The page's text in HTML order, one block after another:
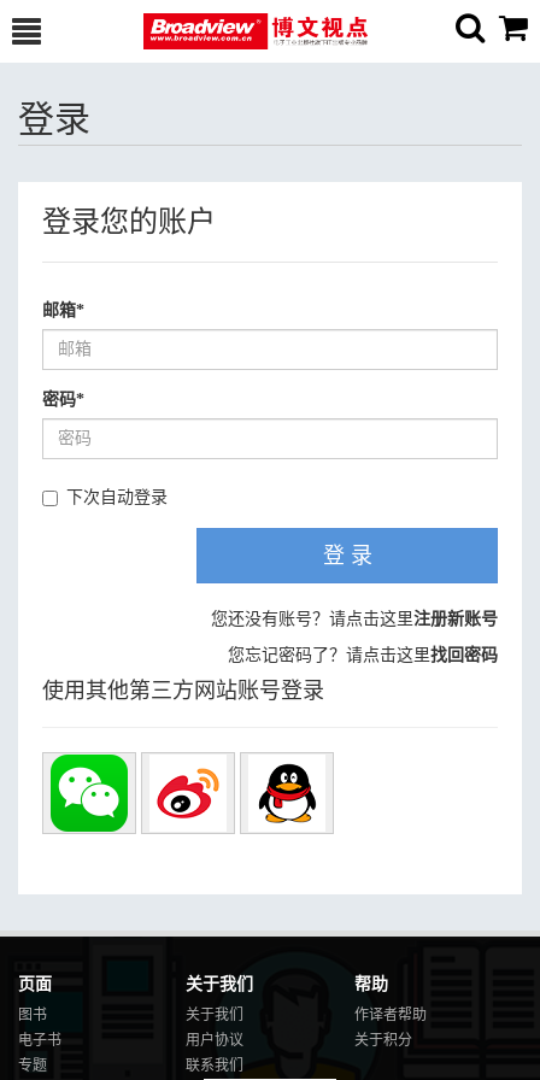
登录
登录您的账户
邮箱*
密码*
下次自动登录
登 录
您还没有账号？请点击这里注册新账号
您忘记密码了？请点击这里找回密码
使用其他第三方网站账号登录
页面
图书
电子书
专题
关于我们
关于我们
用户协议
联系我们
帮助
作译者帮助
关于积分